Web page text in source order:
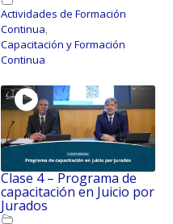
Actividades de Formación
Continua,
Capacitación y Formación
Continua
Clase 4 – Programa de
capacitación en Juicio por
Jurados